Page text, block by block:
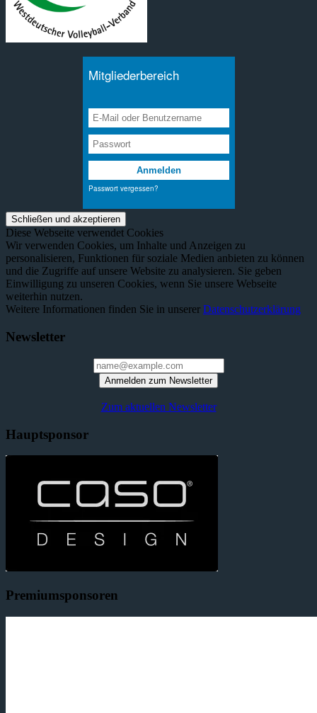
Diese Webseite verwendet Cookies
Wir verwenden Cookies, um Inhalte und Anzeigen zu
personalisieren, Funktionen für soziale Medien anbieten zu können
und die Zugriffe auf unsere Website zu analysieren. Sie geben
Einwilligung zu unseren Cookies, wenn Sie unsere Webseite
weiterhin nutzen.
Weitere Informationen finden Sie in unserer Datenschutzerklärung
Newsletter
Anmelden zum Newsletter
Zum aktuellen Newsletter
Hauptsponsor
Premiumsponsoren